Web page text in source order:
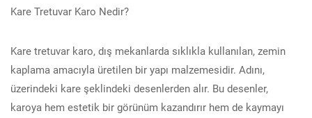
Kare Tretuvar Karo Nedir?
Kare tretuvar karo, dış mekanlarda sıklıkla kullanılan, zemin
kaplama amacıyla üretilen bir yapı malzemesidir. Adını,
üzerindeki kare şeklindeki desenlerden alır. Bu desenler,
karoya hem estetik bir görünüm kazandırır hem de kaymayı